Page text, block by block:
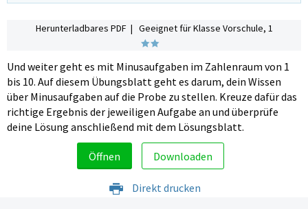
Herunterladbares PDF | Geeignet für Klasse Vorschule, 1
Und weiter geht es mit Minusaufgaben im Zahlenraum von 1
bis 10. Auf diesem Übungsblatt geht es darum, dein Wissen
über Minusaufgaben auf die Probe zu stellen. Kreuze dafür das
richtige Ergebnis der jeweiligen Aufgabe an und überprüfe
deine Lösung anschließend mit dem Lösungsblatt.
Öffnen Downloaden
Direkt drucken